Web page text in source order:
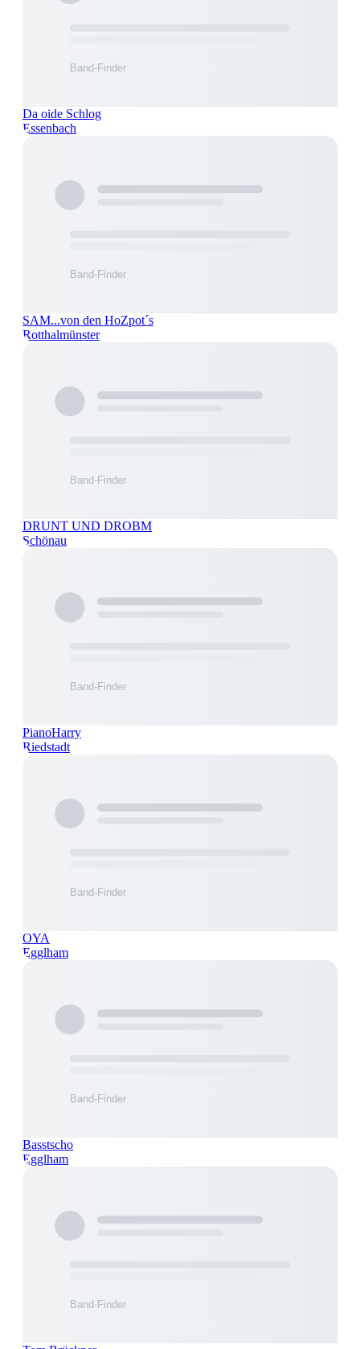
Da oide Schlog
Essenbach
SAM...von den HoZpot´s
Rotthalmünster
DRUNT UND DROBM
Schönau
PianoHarry
Riedstadt
OYA
Egglham
Basstscho
Egglham